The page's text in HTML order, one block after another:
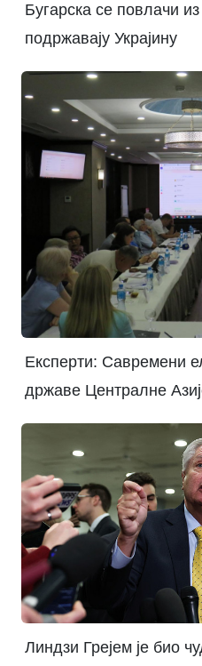
Бугарска се повлачи
подржавају Украјину
Експерти: Савремени
државе Централне
Линдзи Грејем је био